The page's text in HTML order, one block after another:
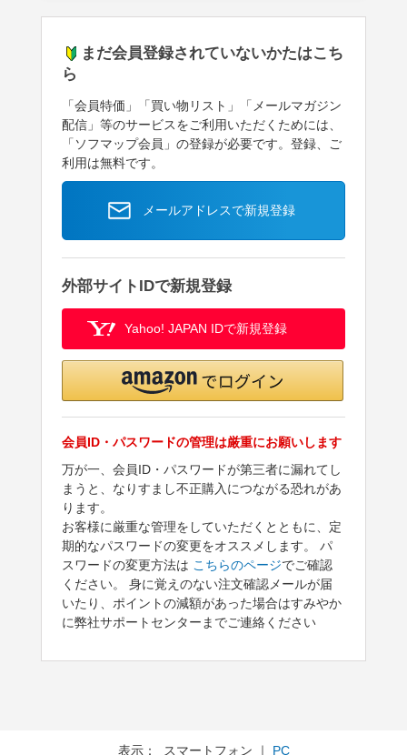
まだ会員登録されていないかたはこち
ら
「会員特価」「買い物リスト」「メールマガジン
配信」等のサービスをご利用いただくためには、
「ソフマップ会員」の登録が必要です。登録、ご
利用は無料です。
メールアドレスで新規登録
外部サイトIDで新規登録
Yahoo! JAPAN IDで新規登録
会員ID・パスワードの管理は厳重にお願いします
万が一、会員ID・パスワードが第三者に漏れてし
まうと、なりすまし不正購入につながる恐れがあ
ります。
お客様に厳重な管理をしていただくとともに、定
期的なパスワードの変更をオススメします。 パ
スワードの変更方法は こちらのページでご確認
ください。 身に覚えのない注文確認メールが届
いたり、ポイントの減額があった場合はすみやか
に弊社サポートセンターまでご連絡ください
表示： スマートフォン ｜ PC